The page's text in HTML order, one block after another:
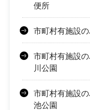
便所
市町村有施設
市町村有施設
川公園
市町村有施設
池公園